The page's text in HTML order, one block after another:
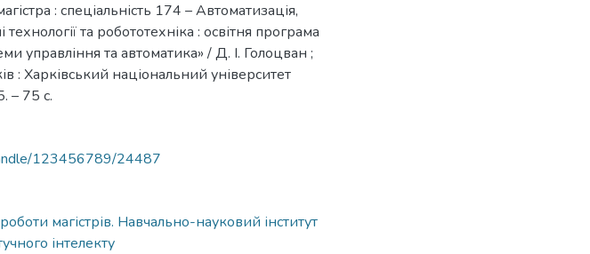
: спеціальність 174 – Автоматизація,
та робототехніка : освітня програма
управління та автоматика» / Д. І. Голоцван ;
: Харківський національний університет
– 75 с.
123456789/24487
магістрів. Навчально-науковий інститут
інтелекту